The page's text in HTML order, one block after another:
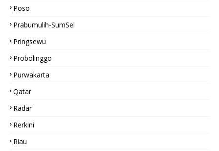
Poso
Prabumulih-SumSel
Pringsewu
Probolinggo
Purwakarta
Qatar
Radar
Rerkini
Riau